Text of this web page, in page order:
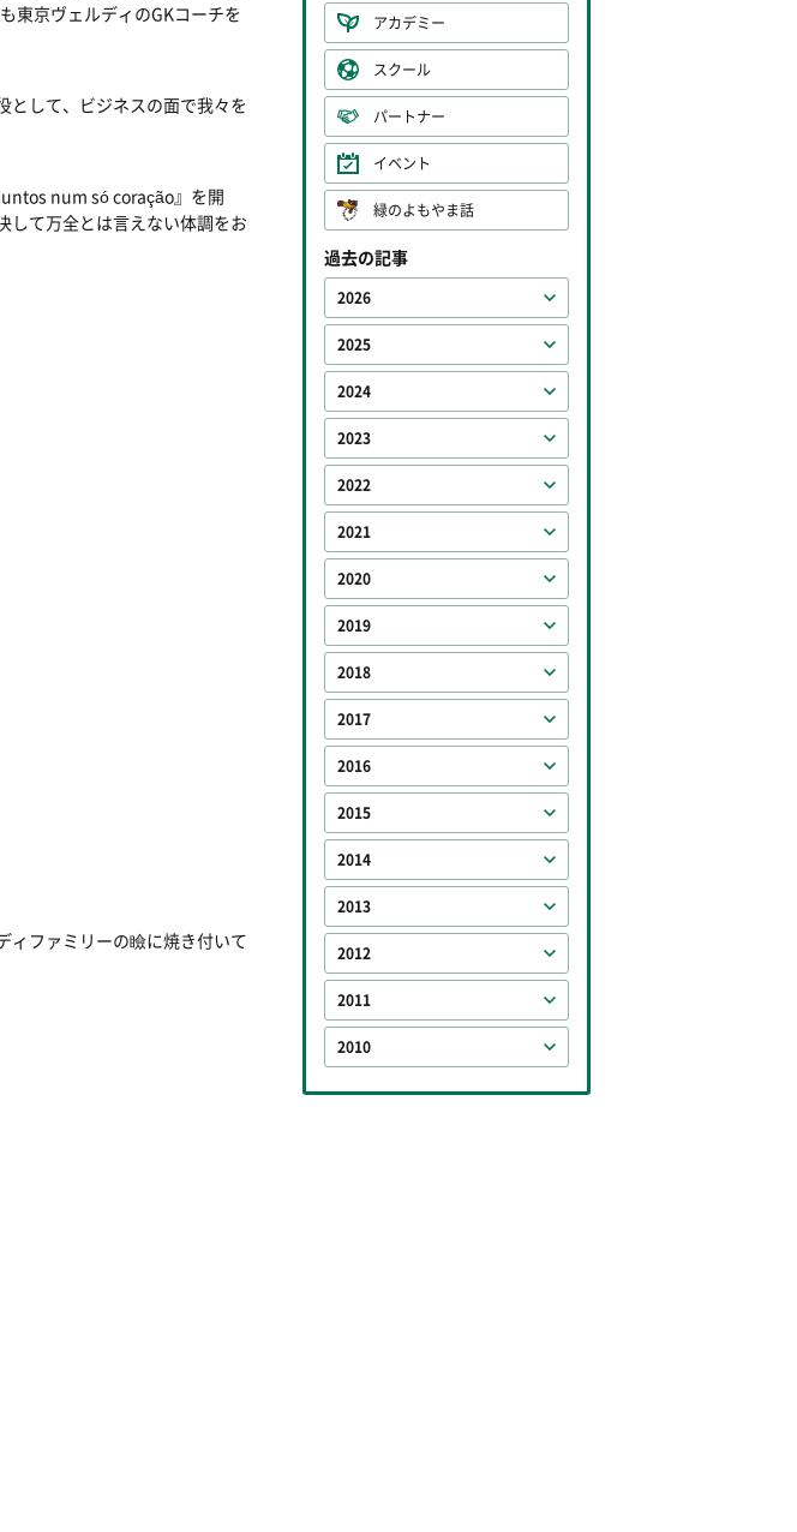
東京ヴェルディのGKコーチを
として、ビジネスの面で我々を
num só coração』を開
して万全とは言えない体調をお
ィファミリーの瞼に焼き付いて
アカデミー
スクール
パートナー
イベント
緑のよもやま話
過去の記事
2026
2025
2024
2023
2022
2021
2020
2019
2018
2017
2016
2015
2014
2013
2012
2011
2010